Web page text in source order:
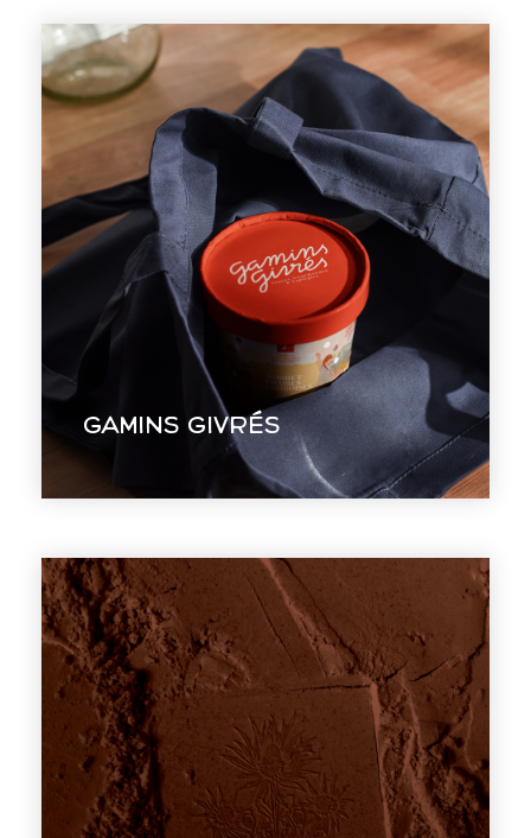
Gamins Givrés
Gamins Givrés
Suggérer la gourmandise et
l’espièglerie d’une marque de glace à
travers une identité visuelle festive et
colorée.
EN VOIR +